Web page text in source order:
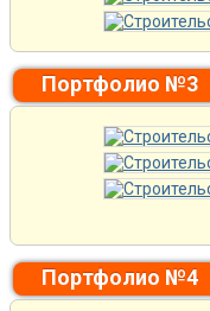
Портфолио №3
Портфолио №4